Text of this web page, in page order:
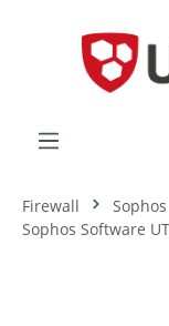
Firewall Sophos
Sophos Software